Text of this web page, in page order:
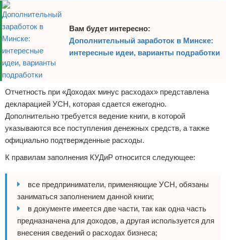
Вам будет интересно:
Дополнительный заработок в Минске:
интересные идеи, варианты подработки
Отчетность при «Доходах минус расходах» представлена
декларацией УСН, которая сдается ежегодно.
Дополнительно требуется ведение книги, в которой
указываются все поступления денежных средств, а также
официально подтвержденные расходы.
К правилам заполнения КУДиР относится следующее:
все предприниматели, применяющие УСН, обязаны
заниматься заполнением данной книги;
в документе имеется две части, так как одна часть
предназначена для доходов, а другая используется для
внесения сведений о расходах бизнеса;